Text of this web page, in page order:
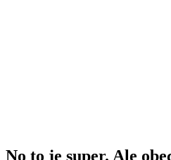
No to je super. Ale